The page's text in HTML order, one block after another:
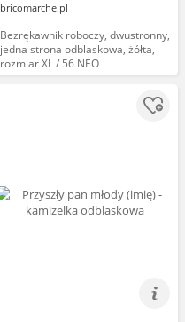
bricomarche.pl
Bezrękawnik roboczy, dwustronny,
jedna strona odblaskowa, żółta,
rozmiar XL / 56 NEO